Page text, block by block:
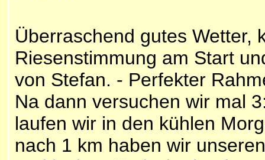
Überraschend gutes Wetter,
Riesenstimmung am Start
von Stefan. - Perfekter
Na dann versuchen wir mal
laufen wir in den kühlen
nach 1 km haben wir